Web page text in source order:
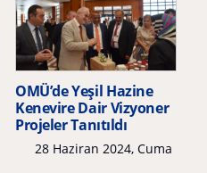
OMÜ’de Yeşil Hazine
Kenevire Dair Vizyoner
Projeler Tanıtıldı
28 Haziran 2024, Cuma